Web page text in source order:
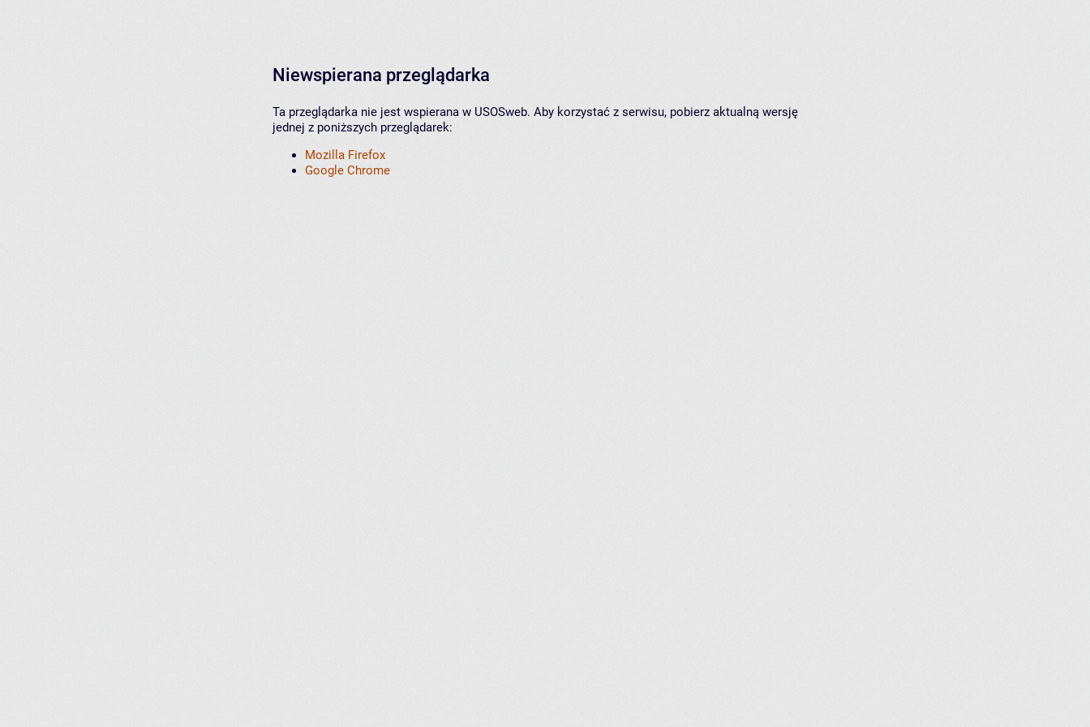
Niewspierana przeglądarka
Ta przeglądarka nie jest wspierana w USOSweb. Aby korzystać z serwisu, pobierz aktualną wersję
jednej z poniższych przeglądarek:
Mozilla Firefox
Google Chrome